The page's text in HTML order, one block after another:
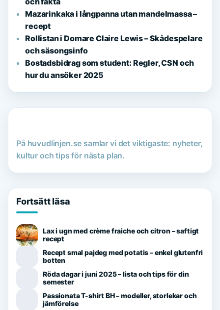
Mazarinkaka i långpanna utan mandelmassa –
recept
Rollistan i Domare Claire Lewis – Skådespelare
och säsongsinfo
Bostadsbidrag som student: Regler, CSN och
hur du ansöker 2025
På huvudlinjen.se samlar vi det viktigaste: nyheter,
kultur och tips för nästa plan.
Fortsätt läsa
Lax i ugn med crème fraiche och citron – saftigt
recept
Recept smal pajdeg med potatis – enkel glutenfri
botten
Röda dagar i juni 2025 – lista och tips för din
semester
Passionata T-shirt BH – modeller, storlekar och
jämförelse